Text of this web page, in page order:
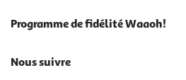
Programme de fidélité Waaoh!
Nous suivre